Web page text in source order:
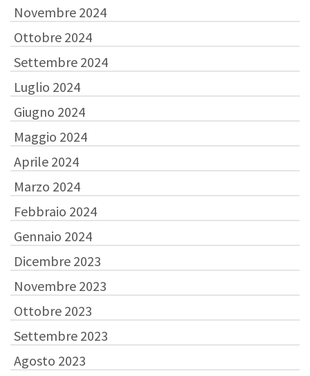
Novembre 2024
Ottobre 2024
Settembre 2024
Luglio 2024
Giugno 2024
Maggio 2024
Aprile 2024
Marzo 2024
Febbraio 2024
Gennaio 2024
Dicembre 2023
Novembre 2023
Ottobre 2023
Settembre 2023
Agosto 2023